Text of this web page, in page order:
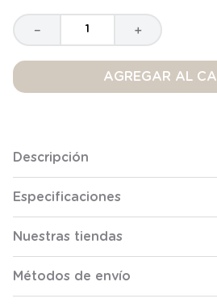
＋
－
AGREGAR AL
Descripción
Especificaciones
Nuestras tiendas
Métodos de envío